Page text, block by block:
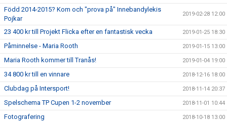
Född 2014-2015? Kom och "prova på" Innebandylekis
Pojkar
2019-02-28 12:00
23 400 kr till Projekt Flicka efter en fantastisk vecka 2019-01-25 18:30
Påminnelse - Maria Rooth 2019-01-15 13:00
Maria Rooth kommer till Tranås! 2019-01-04 19:00
34 800 kr till en vinnare 2018-12-16 18:00
Clubdag på Intersport! 2018-11-14 20:37
Spelschema TP Cupen 1-2 november 2018-11-01 10:44
Fotografering 2018-10-18 13:00